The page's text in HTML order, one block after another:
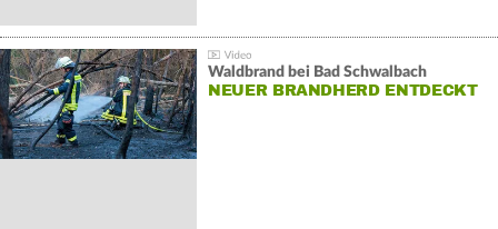
Waldbrand bei Bad Schwalbach
NEUER BRANDHERD ENTDECKT